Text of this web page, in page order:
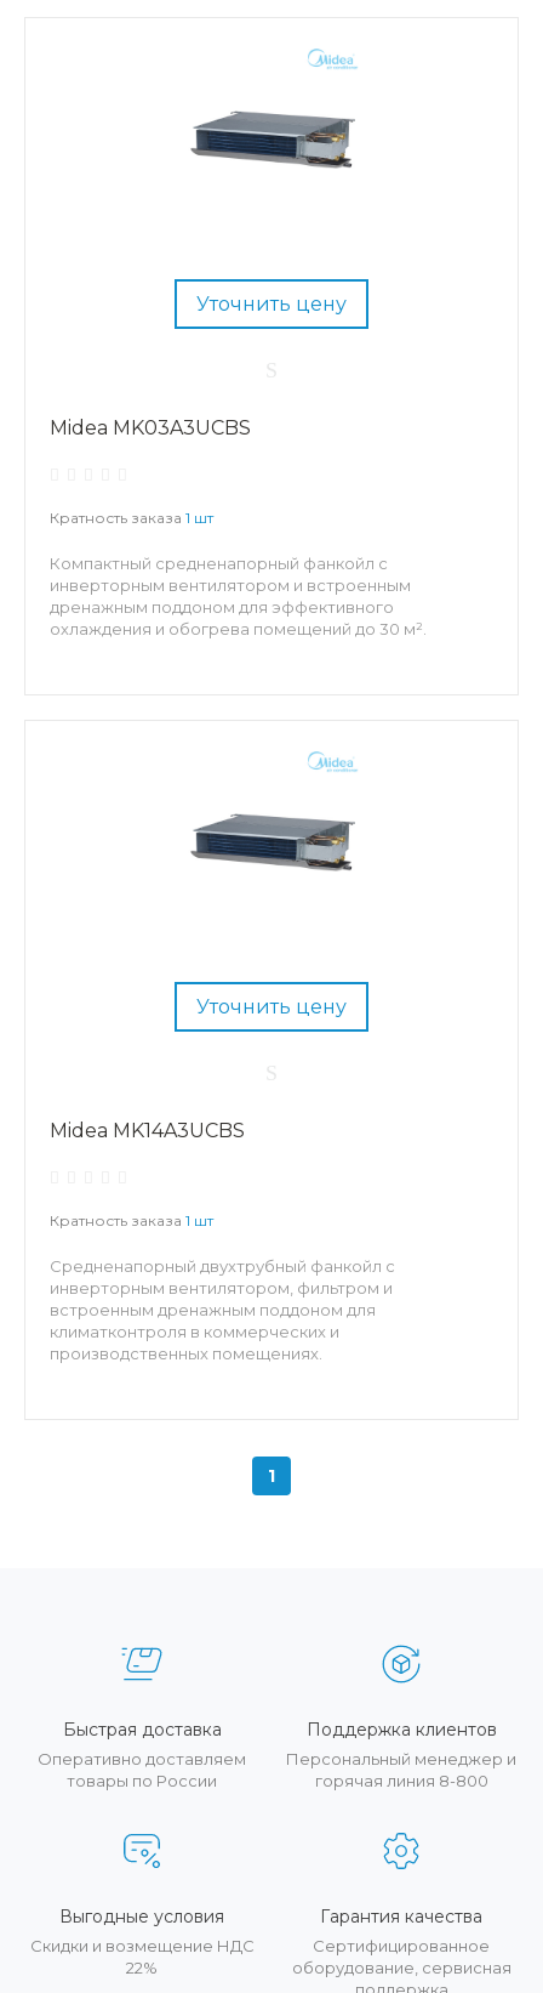
Уточнить цену
Midea MK03A3UCBS
Кратность заказа 1 шт
Компактный средненапорный фанкойл с
инверторным вентилятором и встроенным
дренажным поддоном для эффективного
охлаждения и обогрева помещений до 30 м².
Уточнить цену
Midea MK14A3UCBS
Кратность заказа 1 шт
Средненапорный двухтрубный фанкойл с
инверторным вентилятором, фильтром и
встроенным дренажным поддоном для
климатконтроля в коммерческих и
производственных помещениях.
1
Быстрая доставка
Оперативно доставляем
товары по России
Поддержка клиентов
Персональный менеджер и
горячая линия 8-800
Выгодные условия
Скидки и возмещение НДС
22%
Гарантия качества
Сертифицированное
оборудование, сервисная